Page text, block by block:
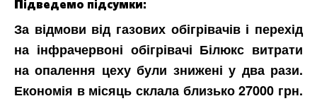
Підведемо підсумки:
За відмови від газових обігрівачів і перехід
на інфрачервоні обігрівачі Білюкс витрати
на опалення цеху були знижені у два рази.
Економія в місяць склала близько 27000 грн.